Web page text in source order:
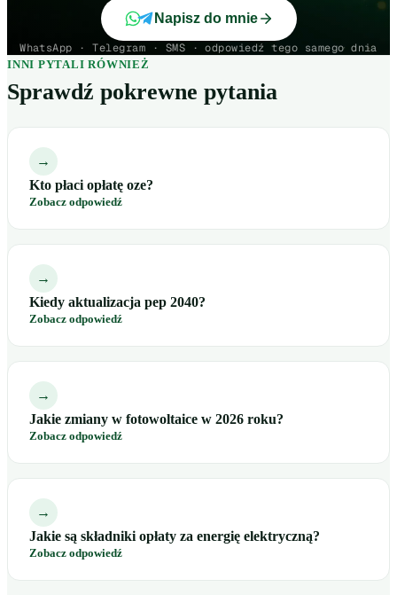
Napisz do mnie
WhatsApp · Telegram · SMS · odpowiedź tego samego dnia
INNI PYTALI RÓWNIEŻ
Sprawdź pokrewne pytania
→
Kto płaci opłatę oze?
Zobacz odpowiedź
→
Kiedy aktualizacja pep 2040?
Zobacz odpowiedź
→
Jakie zmiany w fotowoltaice w 2026 roku?
Zobacz odpowiedź
→
Jakie są składniki opłaty za energię elektryczną?
Zobacz odpowiedź